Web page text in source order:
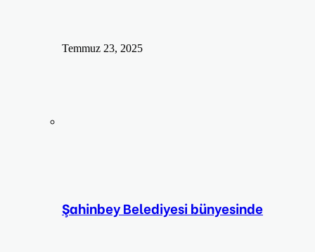
Temmuz 23, 2025
Şahinbey Belediyesi bünyesinde